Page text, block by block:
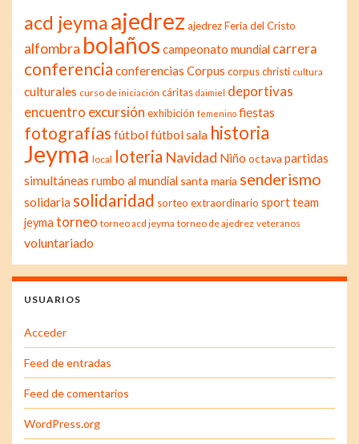
acd jeymaajedrez ajedrez Feria del Cristo
alfombra bolaños campeonato mundial carrera
conferencia conferencias Corpus corpus christi cultura
culturales curso de iniciación cáritas daimiel deportivas
encuentro excursión exhibición femenino fiestas
fotografías fútbolfútbol sala historia
Jeyma local loteria Navidad Niño octava partidas
simultáneas rumbo al mundial santa maría senderismo
solidaria solidaridad sorteo extraordinario sport team
jeyma torneo torneo acd jeyma torneo de ajedrez veteranos
voluntariado
USUARIOS
Acceder
Feed de entradas
Feed de comentarios
WordPress.org